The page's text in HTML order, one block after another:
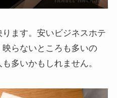
ます。安いビジネスホテ
らないところも多いの
多いかもしれません。